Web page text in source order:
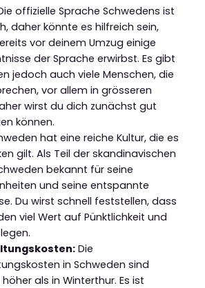
offizielle Sprache Schwedens ist
daher könnte es hilfreich sein,
vor deinem Umzug einige
der Sprache erwirbst. Es gibt
jedoch auch viele Menschen, die
vor allem in grösseren
wirst du dich zunächst gut
können.
hat eine reiche Kultur, die es
gilt. Als Teil der skandinavischen
bekannt für seine
und seine entspannte
Du wirst schnell feststellen, dass
viel Wert auf Pünktlichkeit und
Die
in Schweden sind
als in Winterthur. Es ist